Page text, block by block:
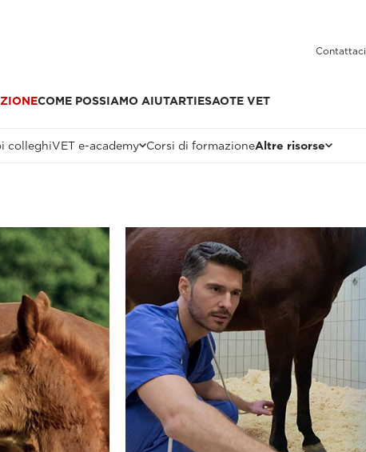
Contattaci
COME POSSIAMO AIUTARTIESAOTE VET
colleghiVET e-academy Corsi di formazioneAltre risorse